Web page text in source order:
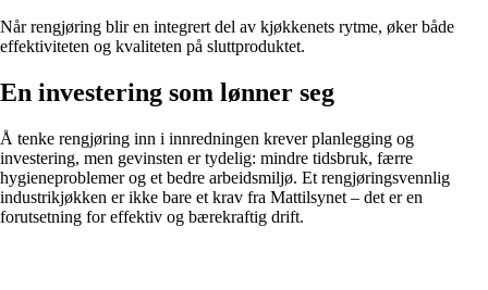
Når rengjøring blir en integrert del av kjøkkenets rytme, øker både
effektiviteten og kvaliteten på sluttproduktet.
En investering som lønner seg
Å tenke rengjøring inn i innredningen krever planlegging og
investering, men gevinsten er tydelig: mindre tidsbruk, færre
hygieneproblemer og et bedre arbeidsmiljø. Et rengjøringsvennlig
industrikjøkken er ikke bare et krav fra Mattilsynet – det er en
forutsetning for effektiv og bærekraftig drift.